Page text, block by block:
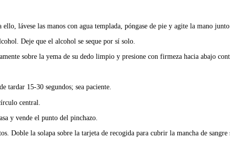
lávese las manos con agua templada, póngase de pie y agite la mano junto
Deje que el alcohol se seque por sí solo.
sobre la yema de su dedo limpio y presione con firmeza hacia abajo
tardar 15-30 segundos; sea paciente.
central.
y vende el punto del pinchazo.
Doble la solapa sobre la tarjeta de recogida para cubrir la mancha de sangre